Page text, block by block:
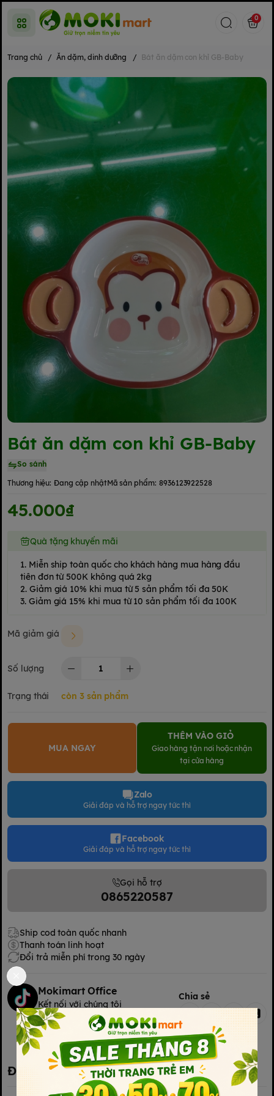
0
Trang chủ / Ăn dặm, dinh dưỡng / Bát ăn dặm con khỉ GB-Baby
Bát ăn dặm con khỉ GB-Baby
So sánh
Thương hiệu: Đang cập nhậtMã sản phẩm: 8936123922528
45.000₫
Quà tặng khuyến mãi
1. Miễn ship toàn quốc cho khách hàng mua hàng đầu
tiên đơn từ 500K không quá 2kg
2. Giảm giá 10% khi mua từ 5 sản phẩm tối đa 50K
3. Giảm giá 15% khi mua từ 10 sản phẩm tối đa 100K
Mã giảm giá
Số lượng
Trạng thái còn 3 sản phẩm
MUA NGAY
THÊM VÀO GIỎ
Giao hàng tận nơi hoặc nhận
tại cửa hàng
Zalo
Giải đáp và hỗ trợ ngay tức thì
Facebook
Giải đáp và hỗ trợ ngay tức thì
Gọi hỗ trợ
0865220587
Ship cod toàn quốc nhanh
Thanh toán linh hoạt
Đổi trả miễn phí trong 30 ngày
Mokimart Office
Kết nối với chúng tôi
Kết nối với chúng tôi
Chia sẻ
Đặc điểm nổi bật